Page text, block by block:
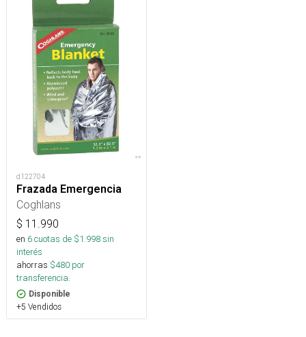
d122704
Frazada Emergencia
Coghlans
$ 11.990
en 6cuotas de $1.998sin
interés
ahorras $480 por
transferencia.
Disponible
+5 Vendidos